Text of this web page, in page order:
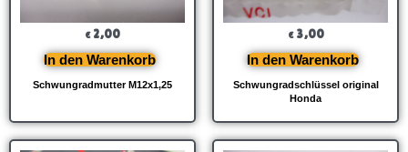
Schwungradmutter M12x1,25
€ 2,00
In den Warenkorb
Schwungradschlüssel original
Honda
€3,00
In den Warenkorb